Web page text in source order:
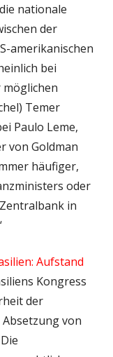
nationale
der
amerikanischen
bei
Temer
Paulo Leme,
von Goldman
häufiger,
oder
in
Aufstand
Kongress
der
von